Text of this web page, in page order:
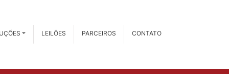
LEILÕES PARCEIROS CONTATO